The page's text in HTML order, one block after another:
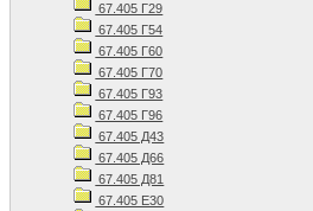
67.405 Г29
67.405 Г54
67.405 Г60
67.405 Г70
67.405 Г93
67.405 Г96
67.405 Д43
67.405 Д66
67.405 Д81
67.405 Е30